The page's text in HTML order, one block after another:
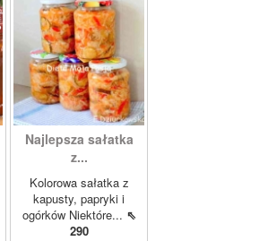
Najlepsza sałatka
z...
Kolorowa sałatka z
kapusty, papryki i
ogórków Niektóre... ⇖
290